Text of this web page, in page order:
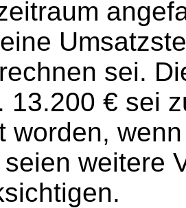
sei.
13.200 € sei
worden,
weitere